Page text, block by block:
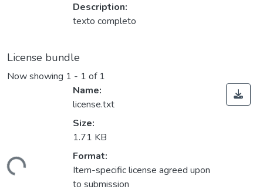
Description:
texto completo
License bundle
Now showing 1 - 1 of 1
Loading...
Name:
license.txt
Size:
1.71 KB
Format:
Item-specific license agreed upon
to submission